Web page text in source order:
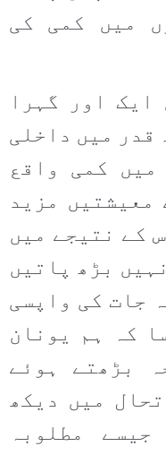
میں کمی کی
اور گہرا
قدر میں داخلی
کمی واقع
مزید
کے نتیجے میں
بڑھ پاتیں
جات کی واپسی
کہ ہم یونان
بڑھتے ہوئے
میں دیکھ
مطلوبہ